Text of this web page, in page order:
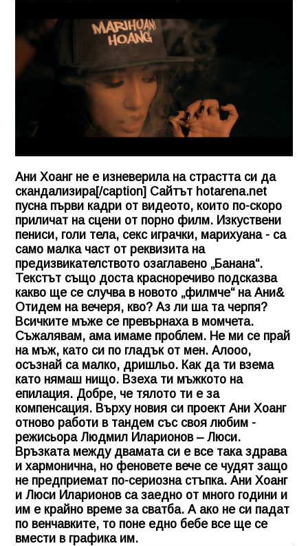
Ани Хоанг не е изневерила на страстта си да
скандализира[/caption] Сайтът hotarena.net
пусна първи кадри от видеото, които по-скоро
приличат на сцени от порно филм. Изкуствени
пениси, голи тела, секс играчки, марихуана - са
само малка част от реквизита на
предизвикателството озаглавено „Банана“.
Текстът също доста красноречиво подсказва
какво ще се случва в новото „филмче“ на Ани&
Отидем на вечеря, кво? Аз ли ша та черпя?
Всичките мъже се превърнаха в момчета.
Съжалявам, ама имаме проблем. Не ми се прай
на мъж, като си по гладък от мен. Алооо,
осъзнай са малко, дришльо. Как да ти взема
като нямаш нищо. Взеха ти мъжкото на
епилация. Добре, че тялото ти е за
компенсация. Върху новия си проект Ани Хоанг
отново работи в тандем със своя любим -
режисьора Людмил Иларионов – Люси.
Връзката между двамата си е все така здрава
и хармонична, но феновете вече се чудят защо
не предприемат по-сериозна стъпка. Ани Хоанг
и Люси Иларионов са заедно от много години и
им е крайно време за сватба. А ако не си падат
по венчавките, то поне едно бебе все ще се
вмести в графика им.